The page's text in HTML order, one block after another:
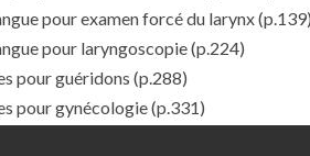
pour examen forcé du larynx
pour laryngoscopie(p.224)
pour guéridons (p.288)
pour gynécologie(p.331)